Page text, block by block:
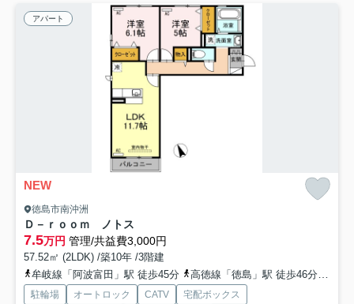
アパート
NEW
徳島市南沖洲
Ｄ－ｒｏｏｍ ノトス
7.5万円 管理/共益費3,000円
57.52㎡ (2LDK) /築10年 /3階建
牟岐線「阿波富田」駅 徒歩45分
高徳線「徳島」駅 徒歩46分
駐輪場 オートロック CATV
宅配ボックス